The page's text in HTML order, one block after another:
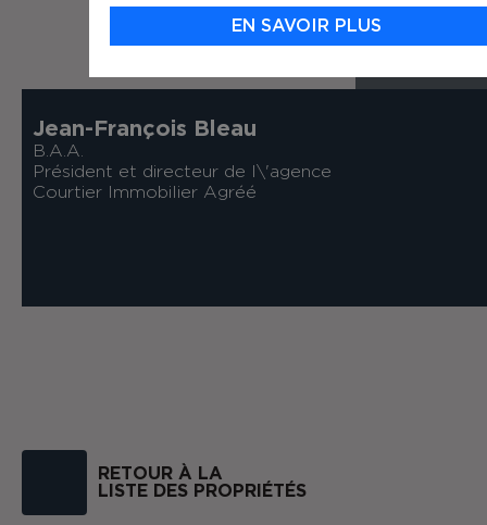
Jean-François Bleau
B.A.A.
Président et directeur de l\'agence
Courtier Immobilier Agréé
RETOUR À LA
LISTE DES PROPRIÉTÉS
EN SAVOIR PLUS